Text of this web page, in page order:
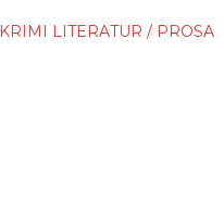
KRIMI LITERATUR / PROSA